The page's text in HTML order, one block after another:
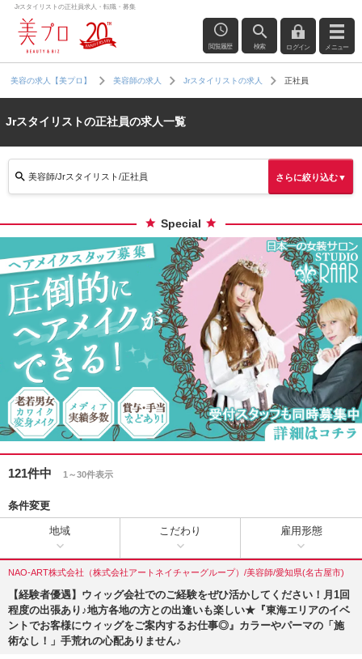
Jrスタイリストの正社員求人・転職・募集
閲覧履歴 検索 ログイン メニュー
美容の求人【美プロ】 美容師の求人 Jrスタイリストの求人 正社員
Jrスタイリストの正社員の求人一覧
美容師/Jrスタイリスト/正社員 さらに絞り込む▼
Special
121件中 1～30件表示
条件変更
地域 こだわり 雇用形態
NAO-ART株式会社（株式会社アートネイチャーグループ）/美容師/愛知県(名古屋市)
【経験者優遇】ウィッグ会社でのご経験をぜひ活かしてください！月1回
程度の出張あり♪地方各地の方との出逢いも楽しい★『東海エリアのイベ
ントでお客様にウィッグをご案内するお仕事◎』カラーやパーマの「施
術なし！」手荒れの心配ありません♪